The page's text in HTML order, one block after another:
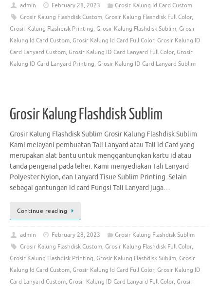
admin February 28, 2023
Grosir Kalung Id Card Custom
Grosir Kalung Flashdisk Custom, Grosir Kalung Flashdisk Full Color,
Grosir Kalung Flashdisk Printing, Grosir Kalung Flashdisk Sublim, Grosir
Kalung Id Card Custom, Grosir Kalung Id Card Full Color, Grosir Kalung ID
Card Lanyard Custom, Grosir Kalung ID Card Lanyard Full Color, Grosir
Kalung ID Card Lanyard Printing, Grosir Kalung ID Card Lanyard Sublim
Grosir Kalung Flashdisk Sublim
Grosir Kalung Flashdisk Sublim Grosir Kalung Flashdisk Sublim
Kami melayani pembuatan Tali Lanyard atau Tali Id Card yang
merupakan alat bantu untuk menggantungkan kartu id atau
tanda pengenal pada leher. Kami menyediakan Tali Lanyard
Polyester Nylon, dan Lanyard Tisue Sublim Printing. Selain
sebagai gantungan id card Fungsi Tali Lanyard juga…
Continue reading
admin February 28, 2023
Grosir Kalung Flashdisk Sublim
Grosir Kalung Flashdisk Custom, Grosir Kalung Flashdisk Full Color,
Grosir Kalung Flashdisk Printing, Grosir Kalung Flashdisk Sublim, Grosir
Kalung Id Card Custom, Grosir Kalung Id Card Full Color, Grosir Kalung ID
Card Lanyard Custom, Grosir Kalung ID Card Lanyard Full Color, Grosir